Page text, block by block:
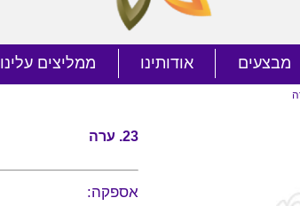
מבצעים אודותינו ממליצים עלינו
23. ערה
אספקה: